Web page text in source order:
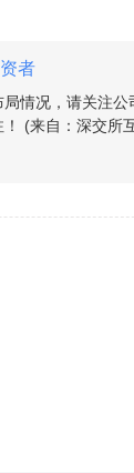
者
情况，请关注
(来自：深交所